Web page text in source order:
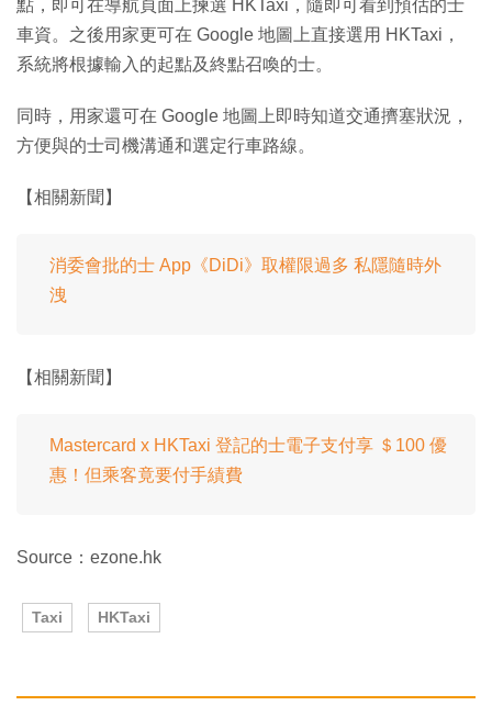
點，即可在導航頁面上揀選 HKTaxi，隨即可看到預估的士
車資。之後用家更可在 Google 地圖上直接選用 HKTaxi，
系統將根據輸入的起點及終點召喚的士。
同時，用家還可在 Google 地圖上即時知道交通擠塞狀況，
方便與的士司機溝通和選定行車路線。
【相關新聞】
消委會批的士 App《DiDi》取權限過多 私隱隨時外
洩
【相關新聞】
Mastercard x HKTaxi 登記的士電子支付享 ＄100 優
惠！但乘客竟要付手績費
Source：ezone.hk
Taxi HKTaxi